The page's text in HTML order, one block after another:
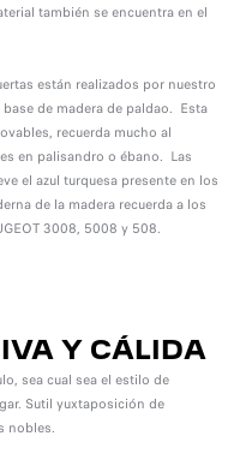
también se encuentra en el
están realizados por nuestro
de madera de paldao. Esta
recuerda mucho al
en palisandro o ébano. Las
el azul turquesa presente en los
de la madera recuerda a los
3008, 5008 y 508.
Y CÁLIDA
sea cual sea el estilo de
Sutil yuxtaposición de
nobles.